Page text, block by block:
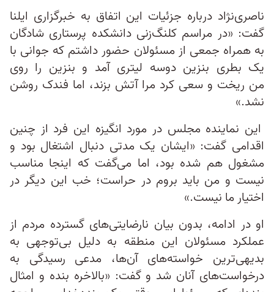
ناصری‌نژاد درباره جزئيات این اتفاق به خبرگزاری ایلنا
گفت: «در مراسم کلنگ‌زنی دانشکده پرستاری شادگان
به همراه جمعی از مسئولان حضور داشتم که جوانی با
یک بطری بنزین دوسه لیتری آمد و بنزین را روی
من ریخت و سعی کرد مرا آتش بزند، اما فندک روشن
نشد.»
این نماینده مجلس در مورد انگیزه این فرد از چنین
اقدامی گفت: «ایشان یک مدتی دنبال اشتغال بود و
مشغول هم شده بود، اما می‌گفت که اینجا مناسب
نیست و من باید بروم در حراست؛ خب این دیگر در
اختیار ما نیست.»
او در ادامه، بدون بیان نارضایتی‌های گسترده مردم از
عملکرد مسئولان این منطقه به دلیل بی‌توجهی‌ به
بدیهی‌ترین خواسته‌های آن‌ها، مدعی رسیدگی به
درخواست‌های آنان شد و گفت: «بالاخره بنده و امثال